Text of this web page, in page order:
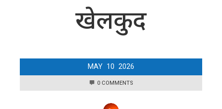
खेलकुद
MAY 10 2026
0 COMMENTS